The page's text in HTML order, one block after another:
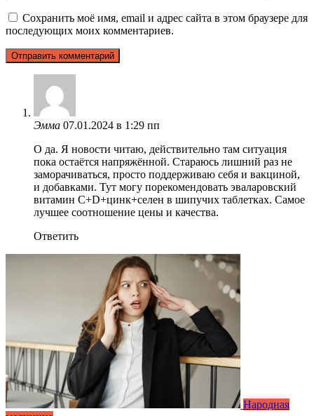
Сохранить моё имя, email и адрес сайта в этом браузере для
последующих моих комментариев.
Эмма 07.01.2024 в 1:29 пп
О да. Я новости читаю, действительно там ситуация
пока остаётся напряжённой. Стараюсь лишний раз не
заморачиваться, просто поддерживаю себя и вакциной,
и добавками. Тут могу порекомендовать эваларовский
витамин C+D+цинк+селен в шипучих таблетках. Самое
лучшее соотношение цены и качества.
Ответить
Народная